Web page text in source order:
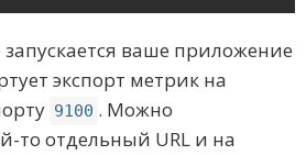
ваше приложение
экспорт метрик на
9100 . Можно
то отдельный URL и на